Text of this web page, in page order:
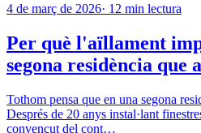
4 de març de 2026· 12 min lectura
Per què l'aïllament
segona residència que
Tothom pensa que en una segona
Després de 20 anys instal·lant
convençut del cont…